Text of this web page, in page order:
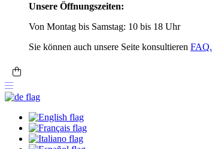
Unsere Öffnungszeiten:
Von Montag bis Samstag: 10 bis 18 Uhr
Sie können auch unsere Seite konsultieren FAQ.